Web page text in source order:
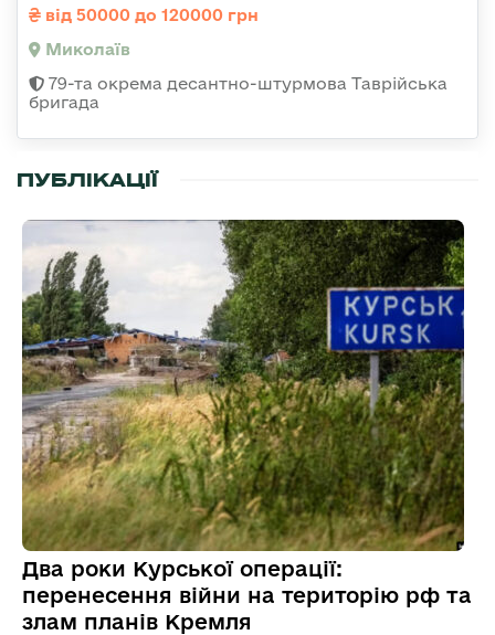
від 50000 до 120000 грн
Миколаїв
79-та окрема десантно-штурмова Таврійська
бригада
ПУБЛІКАЦІЇ
Два роки Курської операції:
перенесення війни на територію рф та
злам планів Кремля